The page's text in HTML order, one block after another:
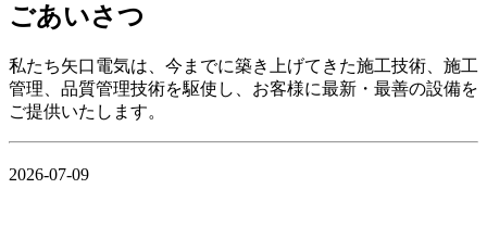
ごあいさつ
私たち矢口電気は、今までに築き上げてきた施工技術、施工
管理、品質管理技術を駆使し、お客様に最新・最善の設備を
ご提供いたします。
2026-07-09